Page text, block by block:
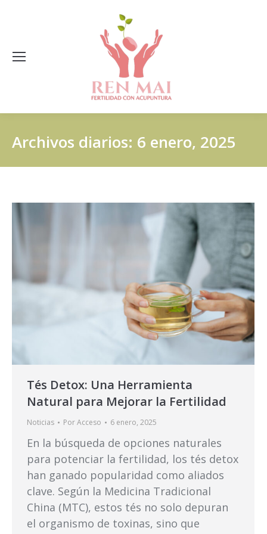
Archivos diarios: 6 enero, 2025
Tés Detox: Una Herramienta
Natural para Mejorar la Fertilidad
Noticias PorAcceso 6 enero, 2025
En la búsqueda de opciones naturales
para potenciar la fertilidad, los tés detox
han ganado popularidad como aliados
clave. Según la Medicina Tradicional
China (MTC), estos tés no solo depuran
el organismo de toxinas, sino que